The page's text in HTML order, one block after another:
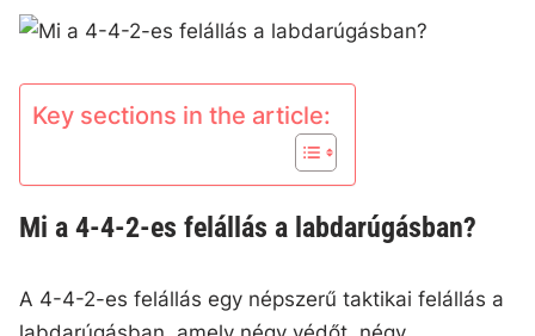
Key sections in the article:
Mi a 4-4-2-es felállás a labdarúgásban?
A 4-4-2-es felállás egy népszerű taktikai felállás a